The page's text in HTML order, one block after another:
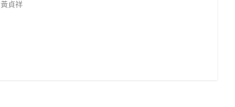
黃貞祥